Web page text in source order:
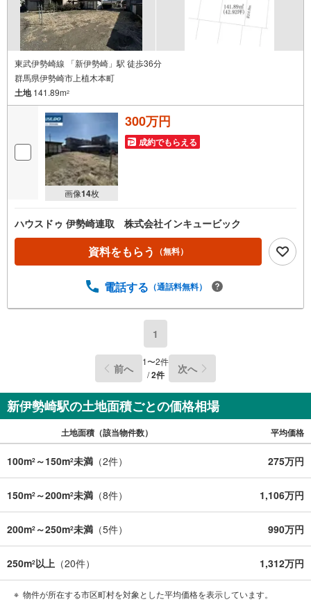
東武伊勢崎線 「新伊勢崎」駅 徒歩36分
群馬県伊勢崎市上植木本町
土地141.89m2
画像14枚
300万円
成約でもらえる
ハウスドゥ 伊勢崎連取 株式会社インキュービック
資料をもらう （無料）
電話する （通話料無料）
1
前へ 1〜2件
/2件 次へ
新伊勢崎駅の土地面積ごとの価格相場
土地面積（該当物件数） 平均価格
100m2 ～150m2未満 （2件） 275万円
150m2 ～200m2未満 （8件） 1,106万円
200m2 ～250m2未満 （5件） 990万円
250m2以上 （20件） 1,312万円
物件が所在する市区町村を対象とした平均価格を表示しています。